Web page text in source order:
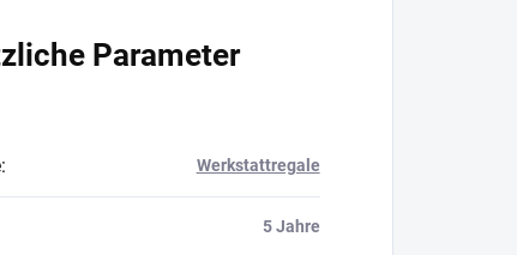
Parameter
: Werkstattregale
5 Jahre